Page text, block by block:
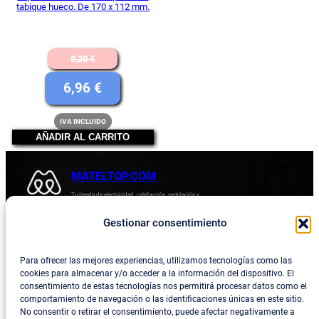
Gestionar consentimiento
Para ofrecer las mejores experiencias, utilizamos tecnologías como las
cookies para almacenar y/o acceder a la información del dispositivo. El
consentimiento de estas tecnologías nos permitirá procesar datos como el
comportamiento de navegación o las identificaciones únicas en este sitio.
No consentir o retirar el consentimiento, puede afectar negativamente a
tabique hueco. De 170 x 112 mm.
8,20€
El
precio
original
era:
8,20 €.
6,96€
El
precio
actual
es:
6,96 €.
IVA INCLUIDO
AÑADIR AL CARRITO
MATELTOP.COM
Tu tienda de electricidad, calefacción, ventilación y
Blog
Privacidad
Política de devoluciones y reembolsos
Política de privacidad
Términos y condiciones